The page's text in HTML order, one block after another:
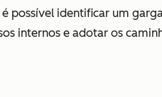
possível identificar um
internos e adotar os